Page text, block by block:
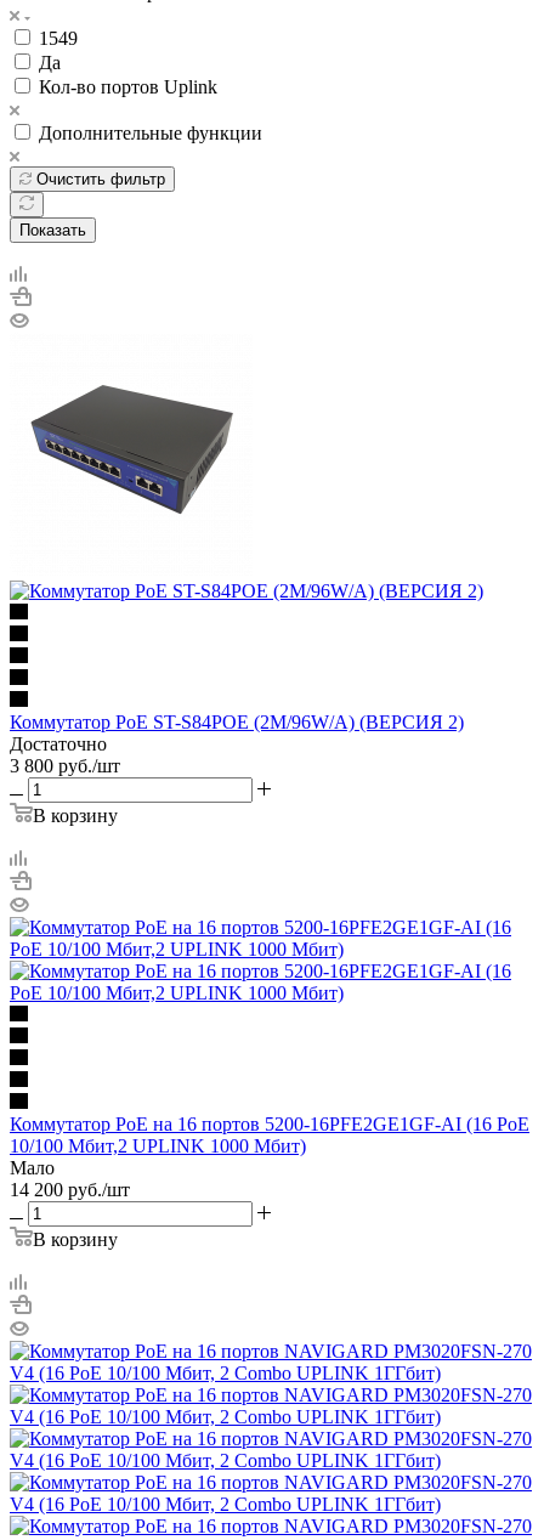
1549
Да
Кол-во портов Uplink
Дополнительные функции
Очистить фильтр
Показать
Коммутатор PoE ST-S84POE (2M/96W/A) (ВЕРСИЯ 2)
Достаточно
3 800 руб./шт
В корзину
Коммутатор PoE на 16 портов 5200-16PFE2GE1GF-AI (16 PoE
10/100 Мбит,2 UPLINK 1000 Мбит)
Мало
14 200 руб./шт
В корзину